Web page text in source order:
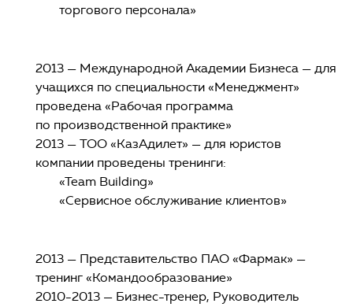
торгового персонала»
2013 — Международной Академии Бизнеса — для
учащихся по специальности «Менеджмент»
проведена «Рабочая программа
по производственной практике»
2013 — ТОО «КазАдилет» — для юристов
компании проведены тренинги:
«Team Building»
«Сервисное обслуживание клиентов»
2013 — Представительство ПАО «Фармак» —
тренинг «Командообразование»
2010-2013 — Бизнес-тренер, Руководитель